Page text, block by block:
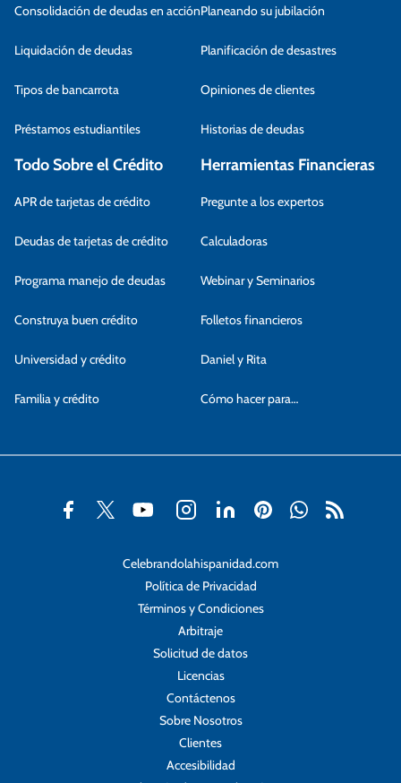
Consolidación de deudas en acción
Liquidación de deudas
Tipos de bancarrota
Préstamos estudiantiles
Planeando su jubilación
Planificación de desastres
Opiniones de clientes
Historias de deudas
Todo Sobre el Crédito
APR de tarjetas de crédito
Deudas de tarjetas de crédito
Programa manejo de deudas
Construya buen crédito
Universidad y crédito
Familia y crédito
Herramientas Financieras
Pregunte a los expertos
Calculadoras
Webinar y Seminarios
Folletos financieros
Daniel y Rita
Cómo hacer para…
Celebrandolahispanidad.com
Política de Privacidad
Términos y Condiciones
Arbitraje
Solicitud de datos
Licencias
Contáctenos
Sobre Nosotros
Clientes
Accesibilidad